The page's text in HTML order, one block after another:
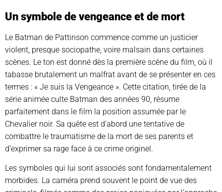
Un symbole de vengeance et de mort
Le Batman de Pattinson commence comme un justicier
violent, presque sociopathe, voire malsain dans certaines
scènes. Le ton est donné dès la première scène du film, où il
tabasse brutalement un malfrat avant de se présenter en ces
termes : « Je suis la Vengeance ». Cette citation, tirée de la
série animée culte Batman des années 90, résume
parfaitement dans le film la position assumée par le
Chevalier noir. Sa quête est d’abord une tentative de
combattre le traumatisme de la mort de ses parents et
d’exprimer sa rage face à ce crime originel.
Les symboles qui lui sont associés sont fondamentalement
morbides. La caméra prend souvent le point de vue des